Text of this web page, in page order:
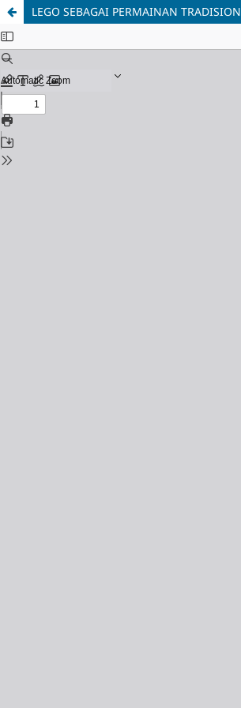
LEGO SEBAGAI PERMAINAN